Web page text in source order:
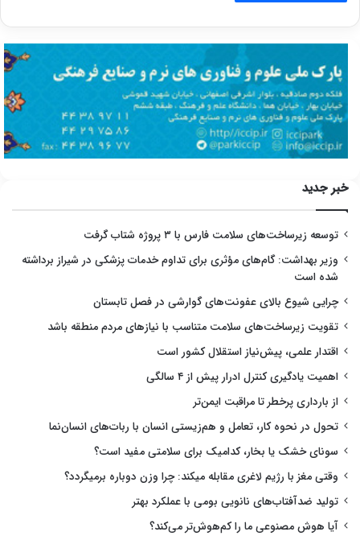
خبر جدید
توسعه زیرساخت‌های سلامت فارس با ۳ پروژه شتاب گرفت
وزیر بهداشت: گام‌های مؤثری برای تداوم خدمات پزشکی در شیراز برداشته
شده است
چرایی شیوع بالای عفونت‌های گوارشی در فصل تابستان
تقویت زیرساخت‌های سلامت متناسب با نیازهای مردم منطقه باشد
اقتدار علمی، پیش‌نیاز استقلال کشور است
اهمیت یادگیری کنترل ادرار پیش از ۴ سالگی
از بارداری پرخطر تا مراقبت ایمن‌تر
تحول در نحوه کار، تعامل و هم‌زیستی انسان با ربات‌های انسان‌نما
سونای خشک یا بخار، کدامیک برای سلامتی مفید است؟
وقتی مغز با رژیم لاغری مقابله میکند: چرا وزن دوباره برمیگردد؟
تولید ضدآفتاب‌های نانویی بومی با عملکرد بهتر
آیا هوش مصنوعی ما را کم‌هوش‌تر می‌کند؟